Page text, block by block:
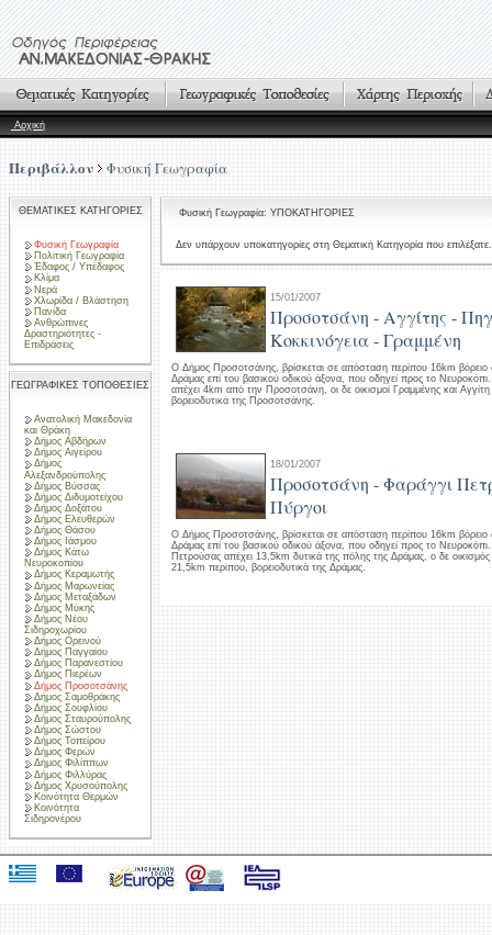
Αρχική
Περιβάλλον Φυσική Γεωγραφία
ΘΕΜΑΤΙΚΕΣ ΚΑΤΗΓΟΡΙΕΣ
Φυσική Γεωγραφία
Πολιτική Γεωγραφία
Έδαφος / Υπέδαφος
Κλίμα
Νερά
Χλωρίδα / Βλάστηση
Πανίδα
Ανθρώπινες
Δραστηριότητες -
Επιδράσεις
ΓΕΩΓΡΑΦΙΚΕΣ ΤΟΠΟΘΕΣΙΕΣ
Ανατολική Μακεδονία
και Θράκη
Δήμος Αβδήρων
Δήμος Αιγείρου
Δήμος
Αλεξανδρούπολης
Δήμος Βύσσας
Δήμος Διδυμοτείχου
Δήμος Δοξάτου
Δήμος Ελευθερών
Δήμος Θάσου
Δήμος Ιάσμου
Δήμος Κάτω
Νευροκοπίου
Δήμος Κεραμωτής
Δήμος Μαρωνείας
Δήμος Μεταξάδων
Δήμος Μύκης
Δήμος Νέου
Σιδηροχωρίου
Δήμος Ορεινού
Δήμος Παγγαίου
Δήμος Παρανεστίου
Δήμος Πιερέων
Δήμος Προσοτσάνης
Δήμος Σαμοθράκης
Δήμος Σουφλίου
Δήμος Σταυρούπολης
Δήμος Σώστου
Δήμος Τοπείρου
Δήμος Φερών
Δήμος Φιλίππων
Δήμος Φιλλύρας
Δήμος Χρυσούπολης
Κοινότητα Θερμών
Κοινότητα
Σιδηρονέρου
Φυσική Γεωγραφία: ΥΠΟΚΑΤΗΓΟΡΙΕΣ
Δεν υπάρχουν υποκατηγορίες στη Θεματική Κατηγορία που επιλέξατε.
15/01/2007
Προσοτσάνη - Αγγίτης -
Κοκκινόγεια - Γραμμένη
Ο Δήμος Προσοτσάνης, βρίσκεται σε απόσταση περίπου 16km βόρειο
Δράμας επί του βασικού οδικού άξονα, που οδηγεί προς το Νευροκόπι.
απέχει 4km από την Προσοτσάνη, οι δε οικισμοί Γραμμένης και
βορειοδυτικά της Προσοτσάνης.
18/01/2007
Προσοτσάνη - Φαράγγι
Πύργοι
Ο Δήμος Προσοτσάνης, βρίσκεται σε απόσταση περίπου 16km βόρειο
Δράμας επί του βασικού οδικού άξονα, που οδηγεί προς το Νευροκόπι.
Πετρούσας απέχει 13,5km δυτικά της πόλης της Δράμας, ο δε
21,5km περίπου, βορειοδυτικά της Δράμας.